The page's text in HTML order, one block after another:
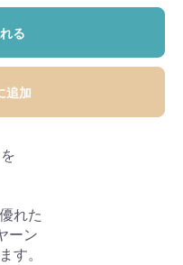
る
追加
れた
ーン
す。